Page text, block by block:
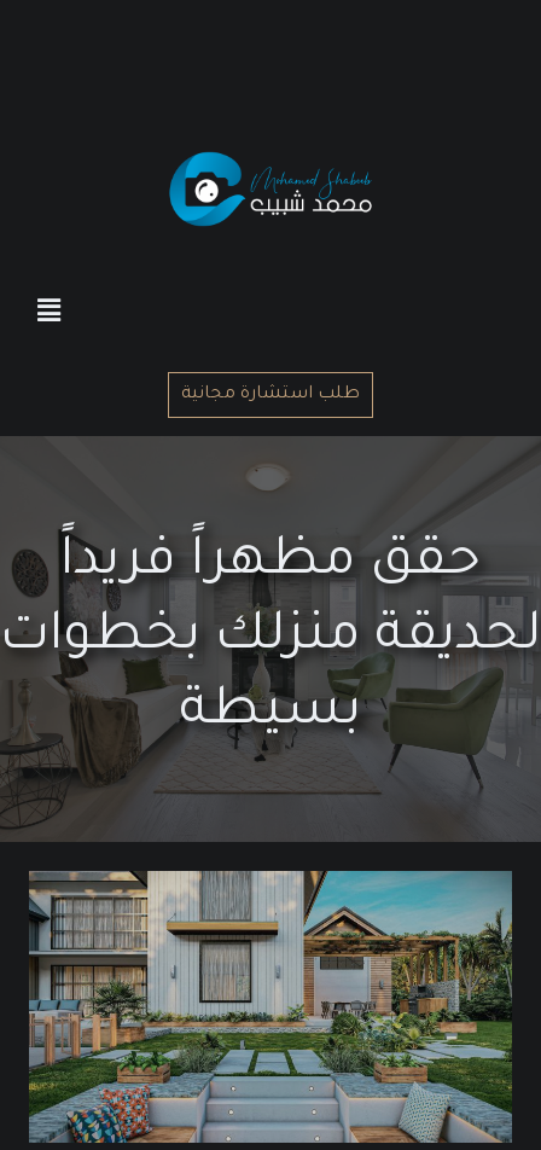
طلب استشارة مجانية
حقق مظهراً فريداً
لحديقة منزلك بخطوات
بسيطة